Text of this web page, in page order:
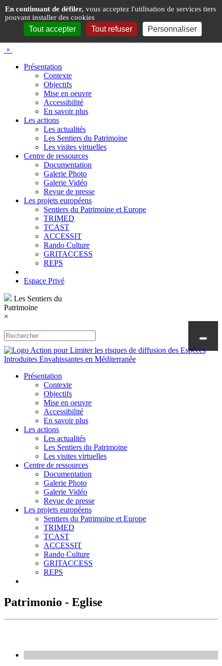
×
Présentation
Contexte
Objectifs
Mise en oeuvre
Accessibilité
En savoir plus
Les actions
Les actualités
Les Sentiers du Patrimoine
Les visites virtuelles
Centre de ressources
Documentation
Galerie Photo
Galerie Vidéo
Revue de presse
Les projets européens
Sentiers du Patrimoine et Europe
TRIMED
TCAST
ACCESSIT
Rando Culture
GRITACCESS
REPS
Espace Privé
Les Sentiers du
Patrimoine
×
Présentation
Contexte
Objectifs
Mise en oeuvre
Accessibilité
En savoir plus
Les actions
Les actualités
Les Sentiers du Patrimoine
Les visites virtuelles
Centre de ressources
Documentation
Galerie Photo
Galerie Vidéo
Revue de presse
Les projets européens
Sentiers du Patrimoine et Europe
TRIMED
TCAST
ACCESSIT
Rando Culture
GRITACCESS
REPS
Patrimonio - Eglise
Panneau de gestion des cookies
En continuant de défiler, vous acceptez l'utilisation de services tiers
pouvant installer des cookies
Tout accepter Tout refuser Personnaliser